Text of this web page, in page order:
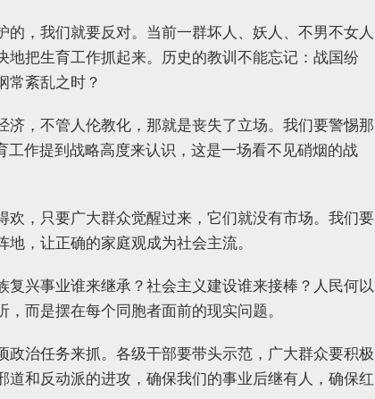
，我们就要反对。当前一群坏人、妖人、不男不女人
把生育工作抓起来。历史的教训不能忘记：战国纷
常紊乱之时？
，不管人伦教化，那就是丧失了立场。我们要警惕那
作提到战略高度来认识，这是一场看不见硝烟的战
，只要广大群众觉醒过来，它们就没有市场。我们要
，让正确的家庭观成为社会主流。
兴事业谁来继承？社会主义建设谁来接棒？人民何以
而是摆在每个同胞者面前的现实问题。
治任务来抓。各级干部要带头示范，广大群众要积极
和反动派的进攻，确保我们的事业后继有人，确保红